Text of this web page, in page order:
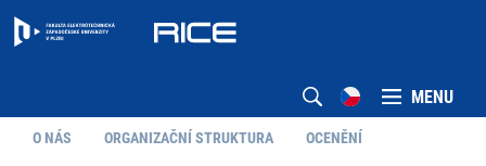
MENU
O NÁS ORGANIZAČNÍ STRUKTURA OCENĚNÍ